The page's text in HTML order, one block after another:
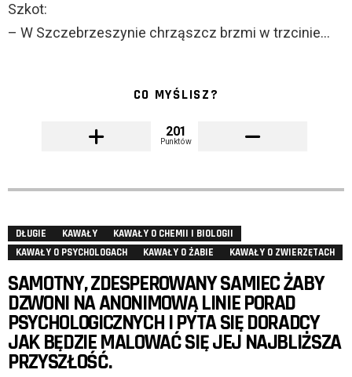
Szkot:
– W Szczebrzeszynie chrząszcz brzmi w trzcinie…
CO MYŚLISZ?
201
Punktów
DŁUGIE KAWAŁY
KAWAŁY O CHEMII I BIOLOGII
KAWAŁY O PSYCHOLOGACH
KAWAŁY O ŻABIE KAWAŁY O ZWIERZĘTACH
SAMOTNY, ZDESPEROWANY SAMIEC ŻABY
DZWONI NA ANONIMOWĄ LINIE PORAD
PSYCHOLOGICZNYCH I PYTA SIĘ DORADCY
JAK BĘDZIE MALOWAĆ SIĘ JEJ NAJBLIŻSZA
PRZYSZŁOŚĆ.